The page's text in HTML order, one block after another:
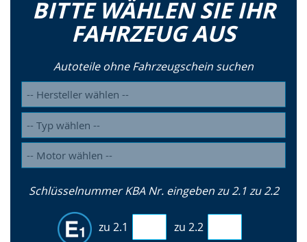
BITTE WÄHLEN SIE IHR
FAHRZEUG AUS
Autoteile ohne Fahrzeugschein suchen
Schlüsselnummer KBA Nr. eingeben zu 2.1 zu 2.2
zu 2.1 zu 2.2